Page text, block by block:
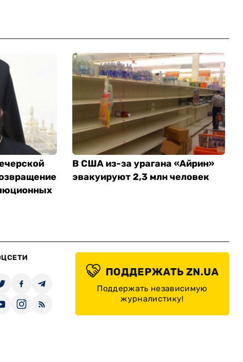
В США из-за урагана «Айрин»
эвакуируют 2,3 млн человек
ПОДДЕРЖАТЬ ZN.UA
Поддержать независимую
журналистику!